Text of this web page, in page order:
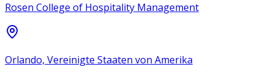
Rosen College of Hospitality Management
Orlando, Vereinigte Staaten von Amerika